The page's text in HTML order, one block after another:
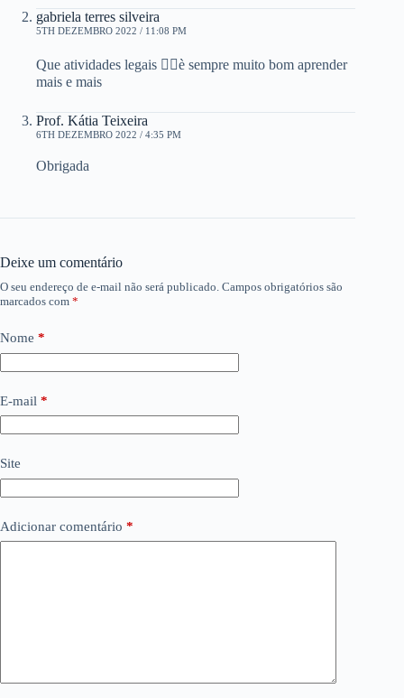
gabriela terres silveira
5TH DEZEMBRO 2022 / 11:08 PM
Que atividades legais 👍🏼è sempre muito bom aprender
mais e mais
Prof. Kátia Teixeira
6TH DEZEMBRO 2022 / 4:35 PM
Obrigada
Deixe um comentário
O seu endereço de e-mail não será publicado. Campos obrigatórios são
marcados com *
Nome *
E-mail *
Site
Adicionar comentário *